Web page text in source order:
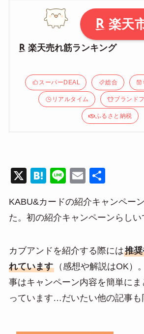
楽天
楽天売れ筋ランキング
スーパーDEAL 総合
リアルタイム ブランド
ふるさと納税
X
H
e
n
Li
e
E
ail
KABU&カードの紹介キャンペー
た。初の紹介キャンペーンらしい
カブアンドを紹介する際には推
れています（感想や解説はOK）
事はキャンペーン内容を簡単に
っています…だいたい他の記事も